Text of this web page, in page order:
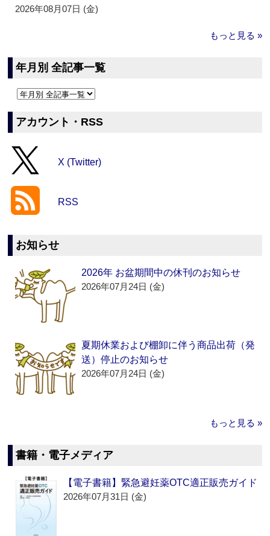
2026年08月07日 (金)
もっと見る »
年月別 全記事一覧
アカウント・RSS
X (Twitter)
RSS
お知らせ
2026年 お盆期間中の休刊のお知らせ
2026年07月24日 (金)
夏期休業および棚卸に伴う商品出荷（発
送）停止のお知らせ
2026年07月24日 (金)
もっと見る »
書籍・電子メディア
【電子書籍】緊急避妊薬OTC適正販売ガイド
2026年07月31日 (金)